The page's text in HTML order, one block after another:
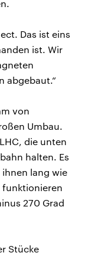
Das ist eins
ist. Wir
abgebaut.“
von
Umbau.
die unten
halten. Es
lang wie
funktionieren
270 Grad
Stücke